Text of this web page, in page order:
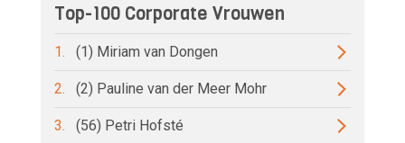
Top-100 Corporate Vrouwen
1. (1) Miriam van Dongen
2. (2) Pauline van der Meer Mohr
3. (56) Petri Hofsté